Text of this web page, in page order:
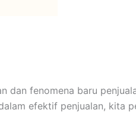
dan fenomena baru
efektif penjualan, kita